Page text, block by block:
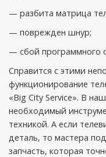
— разбита матрица
— поврежден шнур;
— сбой программного
Справится с этими
функционирование
«Big City Service». В
необходимый
техникой. А если
деталь, то мастера
запчасть, которая